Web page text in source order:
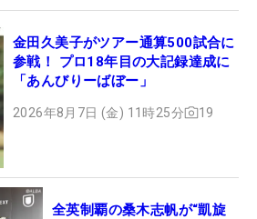
金田久美子がツアー通算500試合に
参戦！ プロ18年目の大記録達成に
「あんびりーばぼー」
2026年8月7日 (金) 11時25分 19
全英制覇の桑木志帆が“凱旋